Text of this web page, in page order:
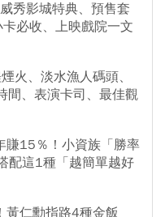
秀影城特典、預售套
必收、上映戲院一文
火、淡水漁人碼頭、
、表演卡司、最佳觀
賺15％！小資族「勝率
配這1種「越簡單越好
仁勳指路4種金飯